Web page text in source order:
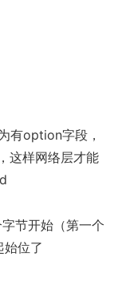
有option字段，
这样网络层才能
节开始（第一个
位了